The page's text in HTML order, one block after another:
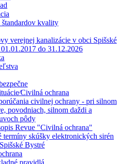
kvality
verejnej kanalizácie v obci Spišské
do 31.12.2026
ochrana
civilnej ochrany - pri silnom
povodniach, silnom daždi a
pôdy
Revue "Civilná ochrana"
termíny skúšky elektronických sirén
Bystré
pravidlá